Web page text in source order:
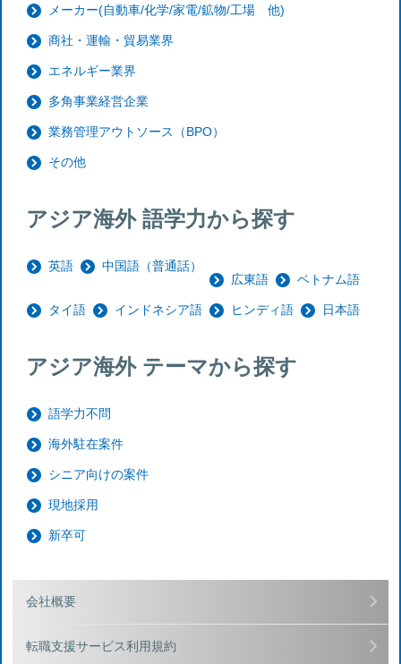
メーカー(自動車/化学/家電/鉱物/工場 他)
商社・運輸・貿易業界
エネルギー業界
多角事業経営企業
業務管理アウトソース（BPO）
その他
アジア海外 語学力から探す
英語
中国語（普通話）
広東語
ベトナム語
タイ語 インドネシア語 ヒンディ語 日本語
アジア海外 テーマから探す
語学力不問
海外駐在案件
シニア向けの案件
現地採用
新卒可
会社概要
転職支援サービス利用規約